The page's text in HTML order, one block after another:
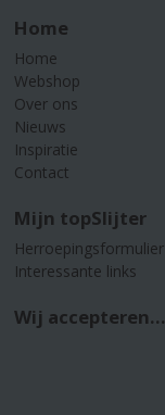
Home
Home
Webshop
Over ons
Nieuws
Inspiratie
Contact
Mijn topSlijter
Herroepingsformulier
Interessante links
Wij accepteren...